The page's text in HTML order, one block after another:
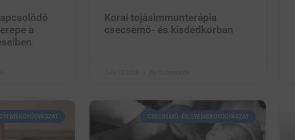
a
Korai tojásimmunterápia
csecsemő- és kisdedkorban
CSECSEMŐ- ÉS GYEMEKGYÓGYÁSZAT